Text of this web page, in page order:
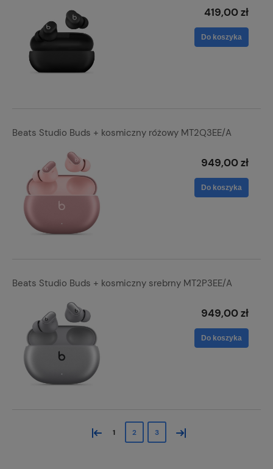
419,00 zł
Do koszyka
Beats Studio Buds + kosmiczny różowy MT2Q3EE/A
949,00 zł
Do koszyka
Beats Studio Buds + kosmiczny srebrny MT2P3EE/A
949,00 zł
Do koszyka
« 1 2 3 »